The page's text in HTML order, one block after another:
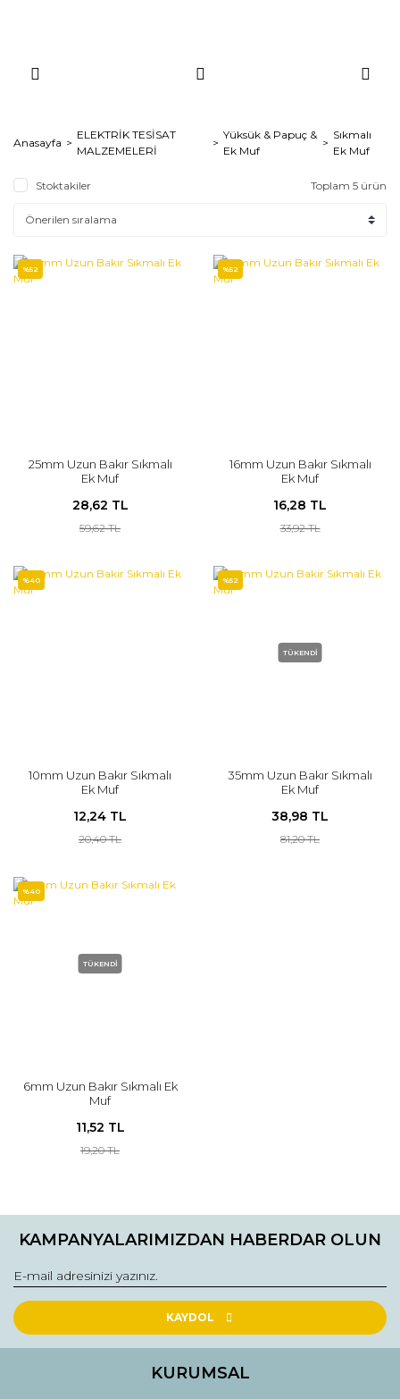
Anasayfa
ELEKTRİK TESİSAT
MALZEMELERİ
Yüksük & Papuç &
Ek Muf
Sıkmalı
Ek Muf
Stoktakiler Toplam 5 ürün
%52
25mm Uzun Bakır Sıkmalı
Ek Muf
28,62 TL
59,62 TL
%52
16mm Uzun Bakır Sıkmalı
Ek Muf
16,28 TL
33,92 TL
%40
10mm Uzun Bakır Sıkmalı
Ek Muf
12,24 TL
20,40 TL
%52
TÜKENDİ
35mm Uzun Bakır Sıkmalı
Ek Muf
38,98 TL
81,20 TL
%40
TÜKENDİ
6mm Uzun Bakır Sıkmalı Ek
Muf
11,52 TL
19,20 TL
KAMPANYALARIMIZDAN HABERDAR OLUN
KAYDOL
KURUMSAL